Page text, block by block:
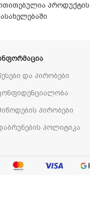
პროდუქტის
და პირობები
პირობები
პოლიტიკა